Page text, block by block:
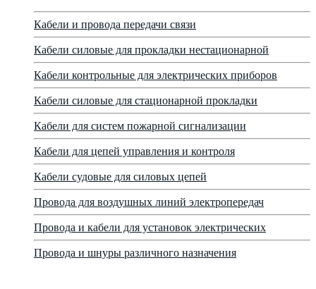
Кабели и провода передачи связи
Кабели силовые для прокладки нестационарной
Кабели контрольные для электрических приборов
Кабели силовые для стационарной прокладки
Кабели для систем пожарной сигнализации
Кабели для цепей управления и контроля
Кабели судовые для силовых цепей
Провода для воздушных линий электропередач
Провода и кабели для установок электрических
Провода и шнуры различного назначения